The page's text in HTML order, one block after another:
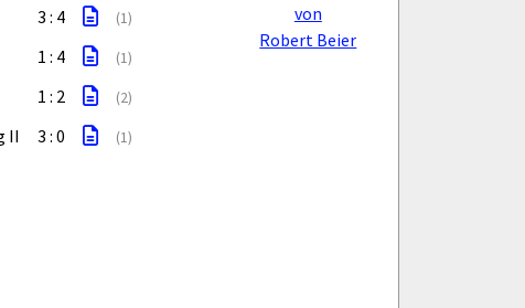
von
Robert Beier
3 : 4 (1)
1 : 4 (1)
1 : 2 (2)
II 3 : 0 (1)